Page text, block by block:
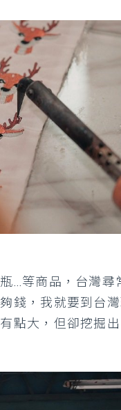
…等商品，台灣
錢，我就要到台
點大，但卻挖掘